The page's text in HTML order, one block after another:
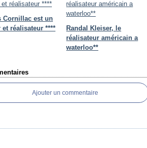
Cornillac est un
et réalisateur ****
Randal Kleiser, le
réalisateur américain a
waterloo**
Ajouter un commentaire